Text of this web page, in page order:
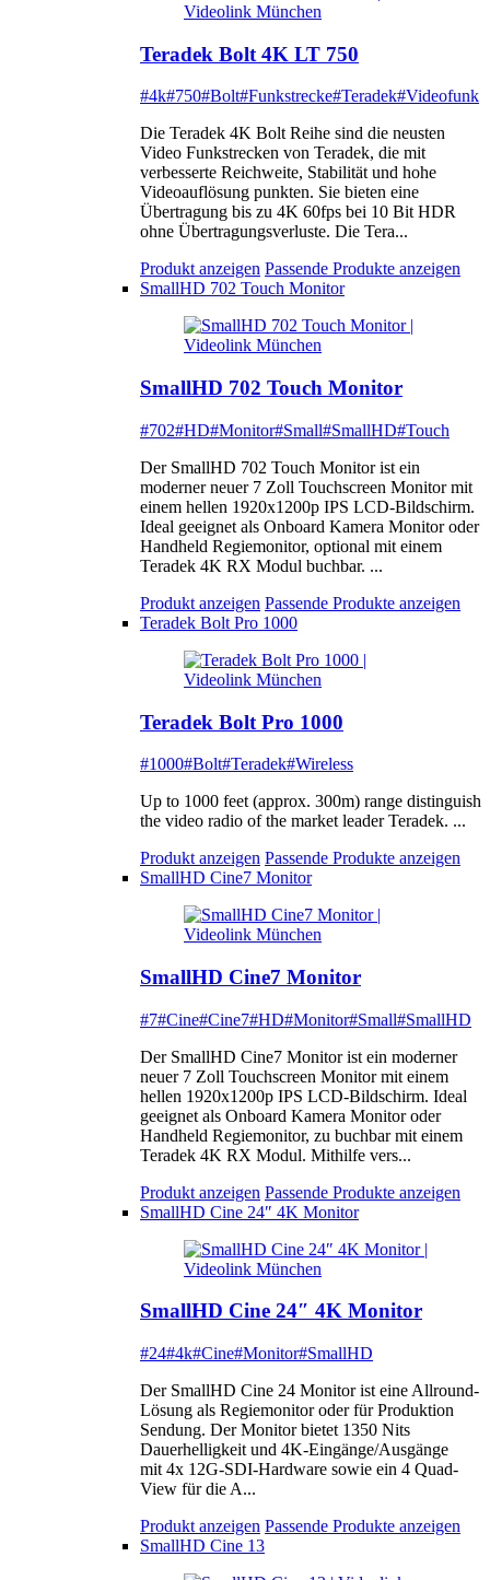
Teradek Bolt 4K LT 750
#4k#750#Bolt#Funkstrecke#Teradek#Videofunk
Die Teradek 4K Bolt Reihe sind die neusten
Video Funkstrecken von Teradek, die mit
verbesserte Reichweite, Stabilität und hohe
Videoauflösung punkten. Sie bieten eine
Übertragung bis zu 4K 60fps bei 10 Bit HDR
ohne Übertragungsverluste. Die Tera...
Produkt anzeigen Passende Produkte anzeigen
SmallHD 702 Touch Monitor
SmallHD 702 Touch Monitor
#702#HD#Monitor#Small#SmallHD#Touch
Der SmallHD 702 Touch Monitor ist ein
moderner neuer 7 Zoll Touchscreen Monitor mit
einem hellen 1920x1200p IPS LCD-Bildschirm.
Ideal geeignet als Onboard Kamera Monitor oder
Handheld Regiemonitor, optional mit einem
Teradek 4K RX Modul buchbar. ...
Produkt anzeigen Passende Produkte anzeigen
Teradek Bolt Pro 1000
Teradek Bolt Pro 1000
#1000#Bolt#Teradek#Wireless
Up to 1000 feet (approx. 300m) range distinguish
the video radio of the market leader Teradek. ...
Produkt anzeigen Passende Produkte anzeigen
SmallHD Cine7 Monitor
SmallHD Cine7 Monitor
#7#Cine#Cine7#HD#Monitor#Small#SmallHD
Der SmallHD Cine7 Monitor ist ein moderner
neuer 7 Zoll Touchscreen Monitor mit einem
hellen 1920x1200p IPS LCD-Bildschirm. Ideal
geeignet als Onboard Kamera Monitor oder
Handheld Regiemonitor, zu buchbar mit einem
Teradek 4K RX Modul. Mithilfe vers...
Produkt anzeigen Passende Produkte anzeigen
SmallHD Cine 24″ 4K Monitor
SmallHD Cine 24″ 4K Monitor
#24#4k#Cine#Monitor#SmallHD
Der SmallHD Cine 24 Monitor ist eine Allround-
Lösung als Regiemonitor oder für Produktion
Sendung. Der Monitor bietet 1350 Nits
Dauerhelligkeit und 4K-Eingänge/Ausgänge
mit 4x 12G-SDI-Hardware sowie ein 4 Quad-
View für die A...
Produkt anzeigen Passende Produkte anzeigen
SmallHD Cine 13